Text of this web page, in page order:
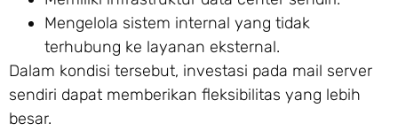
Mengelola sistem internal yang tidak
terhubung ke layanan eksternal.
Dalam kondisi tersebut, investasi pada mail server
sendiri dapat memberikan fleksibilitas yang lebih
besar.